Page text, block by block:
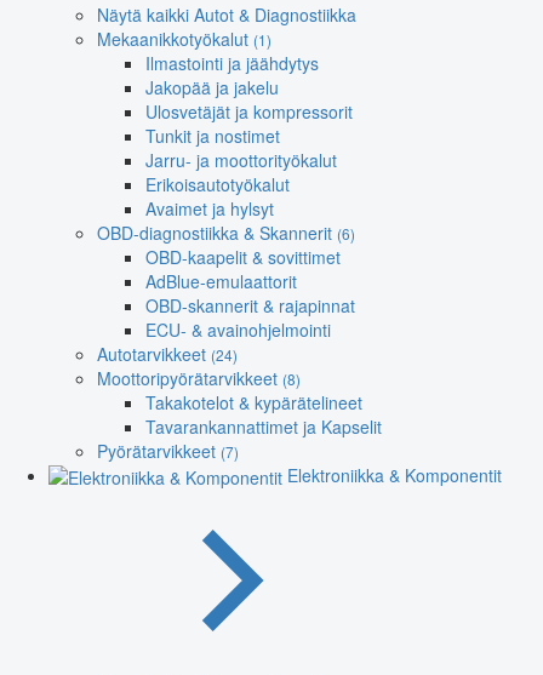
Näytä kaikki Autot & Diagnostiikka
Mekaanikkotyökalut (1)
Ilmastointi ja jäähdytys
Jakopää ja jakelu
Ulosvetäjät ja kompressorit
Tunkit ja nostimet
Jarru- ja moottorityökalut
Erikoisautotyökalut
Avaimet ja hylsyt
OBD-diagnostiikka & Skannerit (6)
OBD-kaapelit & sovittimet
AdBlue-emulaattorit
OBD-skannerit & rajapinnat
ECU- & avainohjelmointi
Autotarvikkeet (24)
Moottoripyörätarvikkeet (8)
Takakotelot & kypärätelineet
Tavarankannattimet ja Kapselit
Pyörätarvikkeet (7)
Elektroniikka & Komponentit